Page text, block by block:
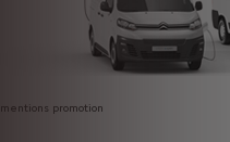
mentions promotion